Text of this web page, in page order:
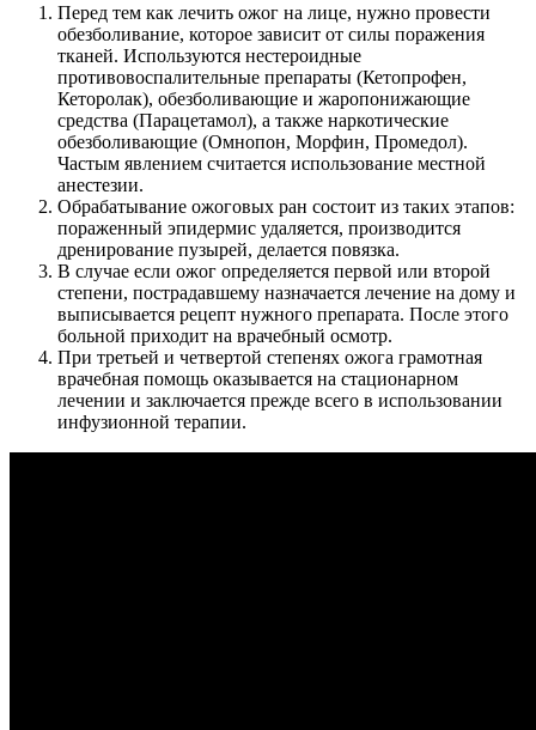
Перед тем как лечить ожог на лице, нужно провести
обезболивание, которое зависит от силы поражения
тканей. Используются нестероидные
противовоспалительные препараты (Кетопрофен,
Кеторолак), обезболивающие и жаропонижающие
средства (Парацетамол), а также наркотические
обезболивающие (Омнопон, Морфин, Промедол).
Частым явлением считается использование местной
анестезии.
Обрабатывание ожоговых ран состоит из таких этапов:
пораженный эпидермис удаляется, производится
дренирование пузырей, делается повязка.
В случае если ожог определяется первой или второй
степени, пострадавшему назначается лечение на дому и
выписывается рецепт нужного препарата. После этого
больной приходит на врачебный осмотр.
При третьей и четвертой степенях ожога грамотная
врачебная помощь оказывается на стационарном
лечении и заключается прежде всего в использовании
инфузионной терапии.